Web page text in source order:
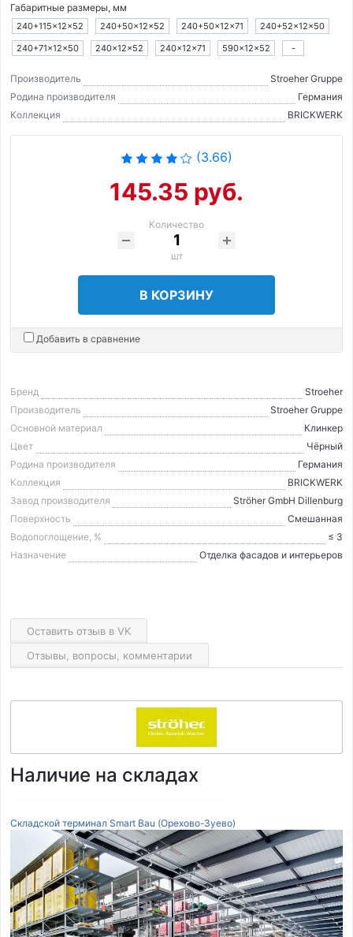
Габаритные размеры, мм
240+115×12×52 240+50×12×52 240+50×12×71
240+52×12×50
240+71×12×50
240×12×52 240×12×71 590×12×52 -
Производитель
Stroeher Gruppe
Родина производителя
Германия
Коллекция
BRICKWERK
(3.66)
145.35 руб.
Количество
шт
В КОРЗИНУ
Добавить в сравнение
Бренд
Stroeher
Производитель
Stroeher Gruppe
Основной материал
Клинкер
Цвет
Чёрный
Родина производителя
Германия
Коллекция
BRICKWERK
Завод производителя
Ströher GmbH Dillenburg
Поверхность
Смешанная
Водопоглощение, %
≤ 3
Назначение
Отделка фасадов и интерьеров
Оставить отзыв в VK
Отзывы, вопросы, комментарии
Наличие на складах
Складской терминал Smart Bau (Орехово-Зуево)